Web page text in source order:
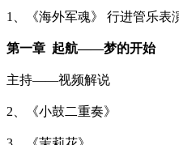
1、《海外军魂》 行进
第一章 起航——梦的开始
主持——视频解说
2、《小鼓二重奏